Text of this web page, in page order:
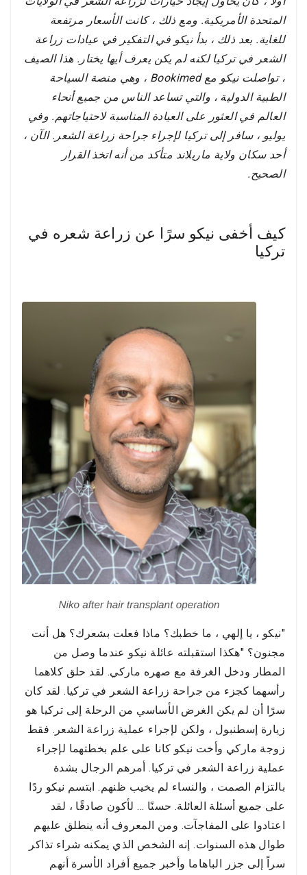
المتحدة الأمريكية. ومع ذلك ، كانت الأسعار مرتفعة
للغاية. بعد ذلك ، بدأ نيكو في التفكير في عيادات زراعة
الشعر في تركيا لكنه لم يكن يعرف أيها يختار. هذا الصيف
، تواصلت نيكو مع Bookimed ، وهي منصة السياحة
الطبية الدولية ، والتي تساعد الناس من جميع أنحاء
العالم في العثور على العيادة المناسبة لاحتياجاتهم. وفي
يوليو ، سافر إلى تركيا لإجراء جراحة زراعة الشعر. الآن ،
أحد سكان ولاية ماريلاند متأكد من أنه اتخذ القرار
الصحيح.
كيف أخفى نيكو سرًا عن زراعة شعره في
تركيا
"نيكو ، يا إلهي ، ما خطبك؟ ماذا فعلت بشعرك؟ هل أنت
مجنون؟ "هكذا استقبلته عائلة نيكو عندما وصل من
المطار ودخل الغرفة مع صهره ماركي. لقد حلق كلاهما
رأسهما كجزء من جراحة زراعة الشعر في تركيا. لقد كان
سرًا أن لم يكن الغرض الأساسي من الرحلة إلى تركيا هو
زيارة إسطنبول ، ولكن لإجراء عملية زراعة الشعر. فقط
زوجة ماركي وأخت نيكو كانا على علم بخطتهما لإجراء
عملية زراعة الشعر في تركيا. أمرهم الرجال بشدة
بالتزام الصمت ، والنساء لم يخيب ظنهم. ابتسم نيكو ردًا
على جميع أسئلة العائلة. حسنًا ... لأكون صادقًا ، لقد
اعتادوا على المفاجآت. ومن المعروف أنه ينطلق عليهم
طوال هذه السنوات. إنه الشخص الذي يمكنه شراء تذاكر
سراً إلى جزر الباهاما وأخبر جميع أفراد الأسرة أنهم